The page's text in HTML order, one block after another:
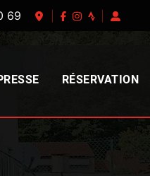
69
RÉSERVATION